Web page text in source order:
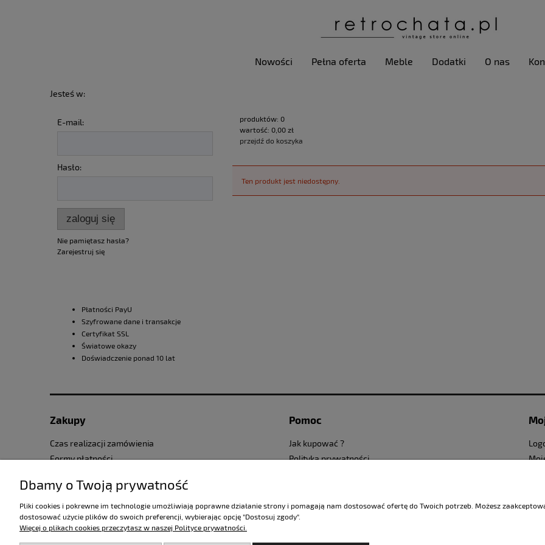
Nowości Pełna oferta Meble Dodatki O nas
Jesteś w:
E-mail:
Hasło:
zaloguj się
Nie pamiętasz hasła?
Zarejestruj się
Płatności PayU
Szyfrowane dane i transakcje
Certyfikat SSL
Światowe okazy
Doświadczenie ponad 10 lat
produktów: 0
wartość: 0,00 zł
przejdź do koszyka
Ten produkt jest niedostępny.
Zakupy
Czas realizacji zamówienia
Formy płatności
Pomoc
Jak kupować ?
Polityka prywatności
Dbamy o Twoją prywatność
Pliki cookies i pokrewne im technologie umożliwiają poprawne działanie strony i pomagają nam dostosować ofertę do Twoich potrzeb. Możesz
dostosować użycie plików do swoich preferencji, wybierając opcję "Dostosuj zgody".
Więcej o plikach cookies przeczytasz w naszej Polityce prywatności.